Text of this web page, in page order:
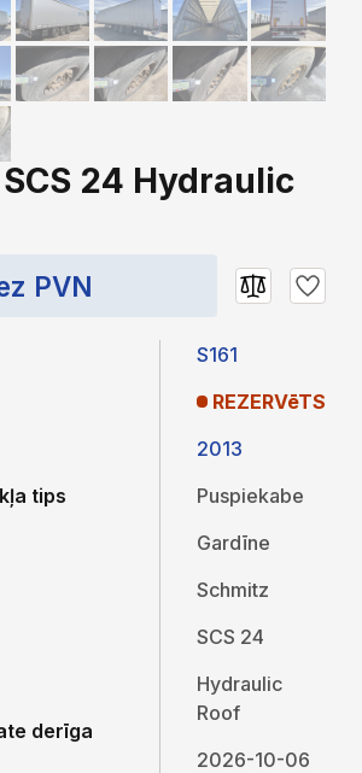
24 Hydraulic
PVN
tips
derīga
S161
REZERVēTS
2013
Puspiekabe
Gardīne
Schmitz
SCS 24
Hydraulic
Roof
2026-10-06